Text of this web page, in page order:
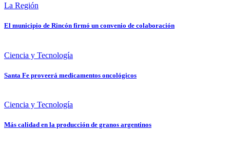
La Región
El municipio de Rincón firmó un convenio de colaboración
Ciencia y Tecnología
Santa Fe proveerá medicamentos oncológicos
Ciencia y Tecnología
Más calidad en la producción de granos argentinos